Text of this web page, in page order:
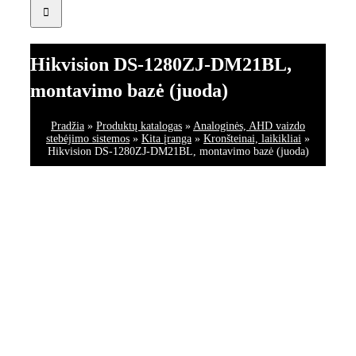
Hikvision DS-1280ZJ-DM21BL,
montavimo bazė (juoda)
Pradžia » Produktų katalogas » Analoginės, AHD vaizdo
stebėjimo sistemos » Kita įranga » Kronšteinai, laikikliai »
Hikvision DS-1280ZJ-DM21BL, montavimo bazė (juoda)